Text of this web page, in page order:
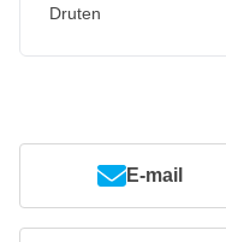
Druten
E-mail